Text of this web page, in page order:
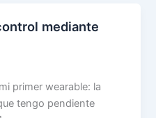
mediante
primer wearable: la
tengo pendiente